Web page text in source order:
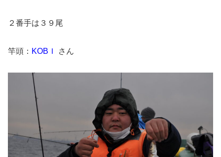
２番手は３９尾
竿頭： KOBＩ さん